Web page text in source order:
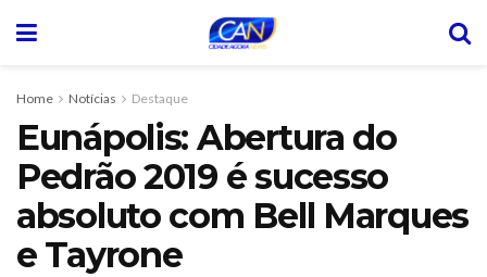
Home Notícias Destaque
Eunápolis: Abertura do
Pedrão 2019 é sucesso
absoluto com Bell Marques
e Tayrone